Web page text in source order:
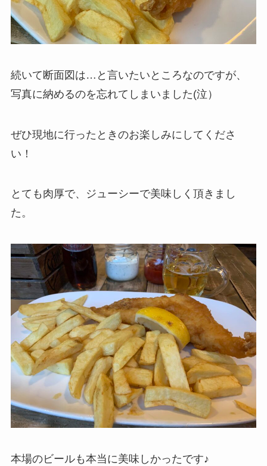
続いて断面図は…と言いたいところなのですが、
写真に納めるのを忘れてしまいました(泣）
ぜひ現地に行ったときのお楽しみにしてくださ
い！
とても肉厚で、ジューシーで美味しく頂きまし
た。
本場のビールも本当に美味しかったです♪